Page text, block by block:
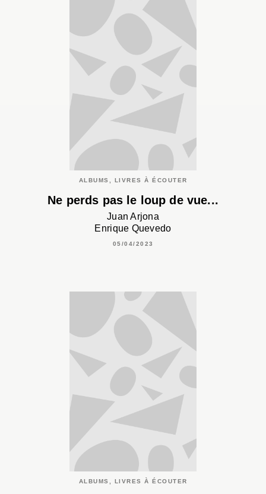
ALBUMS, LIVRES À ÉCOUTER
Ne perds pas le loup de vue...
Juan Arjona
Enrique Quevedo
05/04/2023
ALBUMS, LIVRES À ÉCOUTER